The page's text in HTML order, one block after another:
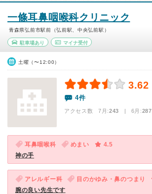
一條耳鼻咽喉科クリニック
青森県弘前市駅前（弘前駅、中央弘前駅）
駐車場あり マイナ受付
土曜（〜12:00）
3.62
4件
アクセス数 7月:243 | 6月:287
耳鼻咽喉科 めまい
4.5
神の手
アレルギー科 目のかゆみ・鼻のつまり
腕の良い先生です